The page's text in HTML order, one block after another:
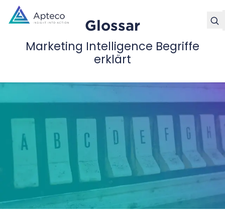
Glossar
Marketing Intelligence Begriffe
erklärt